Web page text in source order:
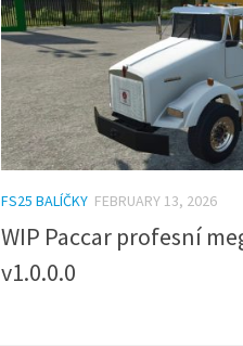
FS25 BALÍČKY FEBRUARY 13, 2026
WIP Paccar profesní
v1.0.0.0